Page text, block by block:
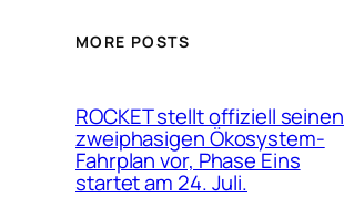
MORE POSTS
ROCKET stellt offiziell seinen
zweiphasigen Ökosystem-
Fahrplan vor, Phase Eins
startet am 24. Juli.